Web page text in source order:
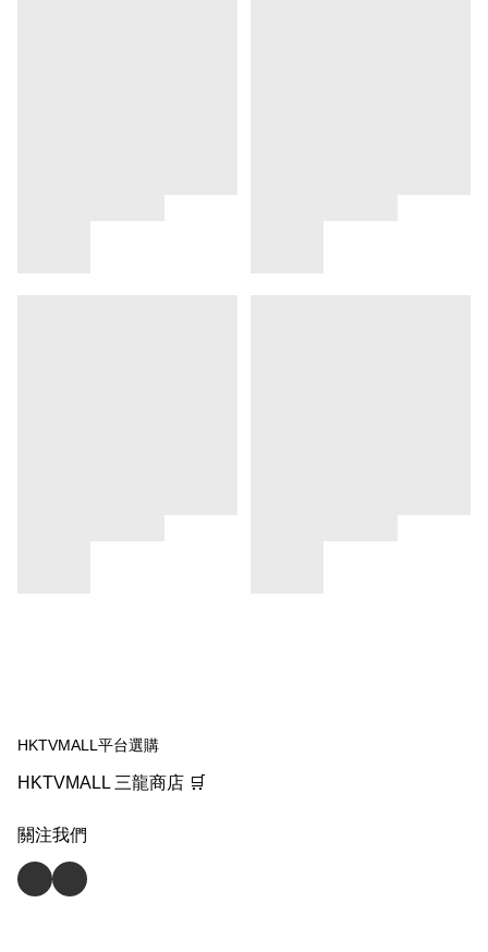
HKTVMALL平台選購
HKTVMALL 三龍商店 🛒
關注我們